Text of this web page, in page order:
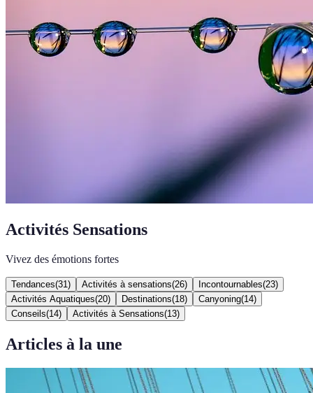
Activités Sensations
Vivez des émotions fortes
Tendances(31 ) Activités à sensations(26) Incontournables(23)
Activités Aquatiques(20) Destinations(18) Canyoning(14)
Conseils(14) Activités à Sensations(13)
Articles à la une